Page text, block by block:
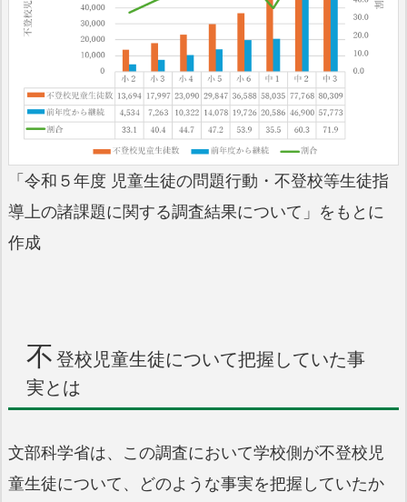
「令和５年度 児童生徒の問題行動・不登校等生徒指
導上の諸課題に関する調査結果について」をもとに
作成
不 登校児童生徒について把握していた事
実とは
文部科学省は、この調査において学校側が不登校児
童生徒について、どのような事実を把握していたか